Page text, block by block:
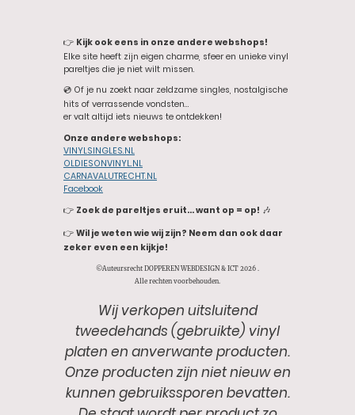
👉 Kijk ook eens in onze andere webshops!
Elke site heeft zijn eigen charme, sfeer en unieke vinyl
pareltjes die je niet wilt missen.
💿 Of je nu zoekt naar zeldzame singles, nostalgische
hits of verrassende vondsten…
er valt altijd iets nieuws te ontdekken!
Onze andere webshops:
VINYLSINGLES.NL
OLDIESONVINYL.NL
CARNAVALUTRECHT.NL
Facebook
👉 Zoek de pareltjes eruit… want op = op! 🎶
👉 Wil je weten wie wij zijn? Neem dan ook daar
zeker even een kijkje!
©Auteursrecht DOPPEREN WEBDESIGN & ICT 2026 .
Alle rechten voorbehouden.
Wij verkopen uitsluitend
tweedehands (gebruikte) vinyl
platen en anverwante producten.
Onze producten zijn niet nieuw en
kunnen gebruikssporen bevatten.